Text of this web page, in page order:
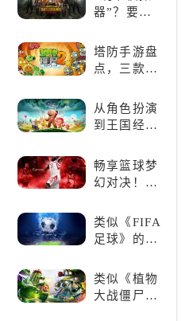
跑酷突袭，
器”？要
“刚”？
塔防手游盘
点，三款不
防佳作
从角色扮演
到王国经
游为何能俘
获玩家心？
畅享篮球梦
幻对决！
2K24梦幻球
队》类似游
戏精选
类似《FIFA
足球》的足
荐！快来赢
得世界冠军
类似《植物
大战僵尸》